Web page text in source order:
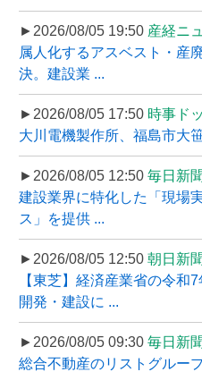
►2026/08/05 19:50 産経ニ
属人化するアスベスト・産
決。建設業 ...
►2026/08/05 17:50 時事ド
大川電機製作所、福島市大
►2026/08/05 12:50 毎日新
建設業界に特化した「現場
ス」を提供 ...
►2026/08/05 12:50 朝日新
【東芝】経済産業省の令和
開発・建設に ...
►2026/08/05 09:30 毎日新
総合不動産のリストグルー